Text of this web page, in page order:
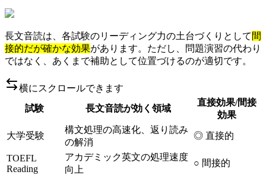
長文音読は、各試験のリーディング力の土台づくりとして 間
接的だが確かな効果があります。ただし、問題演習の代わり
ではなく、あくまで補助として位置づけるのが適切です。
横にスクロールできます
試験
長文音読が効く領域
直接効果/間接
効果
大学受験
構文処理の高速化、返り読み
の解消
◎ 直接的
TOEFL
Reading
アカデミック英文の処理速度
向上
○ 間接的